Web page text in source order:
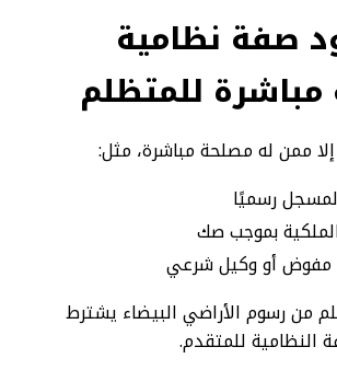
صفة نظامية
للمتظلم
ممن له مصلحة مباشرة، مثل:
رسميًا
بموجب صك
مفوض أو وكيل شرعي
من رسوم الأراضي البيضاء يشترط
النظامية للمتقدم.